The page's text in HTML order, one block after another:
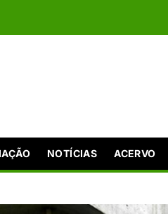
NOTÍCIAS ACERVO